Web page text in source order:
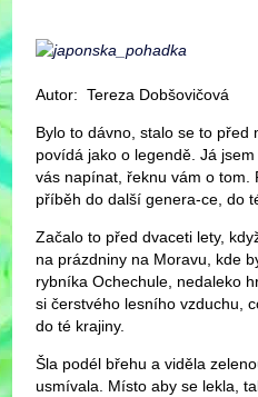
Autor: Tereza Dobšovičová
Bylo to dávno, stalo se to před
povídá jako o legendě. Já
vás napínat, řeknu vám o tom.
příběh do další genera-ce, do
Začalo to před dvaceti lety,
na prázdniny na Moravu, kde
rybníka Ochechule, nedaleko
si čerstvého lesního vzduchu,
do té krajiny.
Šla podél břehu a viděla
usmívala. Místo aby se lekla,